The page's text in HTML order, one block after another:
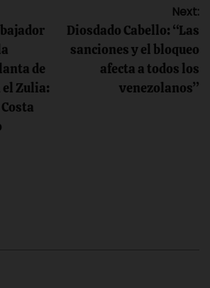
de
el Zulia:
Next:
Diosdado Cabello: “Las
sanciones y el bloqueo
afecta a todos los
venezolanos”